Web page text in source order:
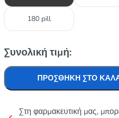
180 pill
Συνολική τιμή:
ΠΡΟΣΘΉΚΗ ΣΤΟ
Στη φαρμακευτική μας,